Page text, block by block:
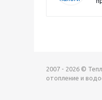
2007 - 2026 ©
отопление и